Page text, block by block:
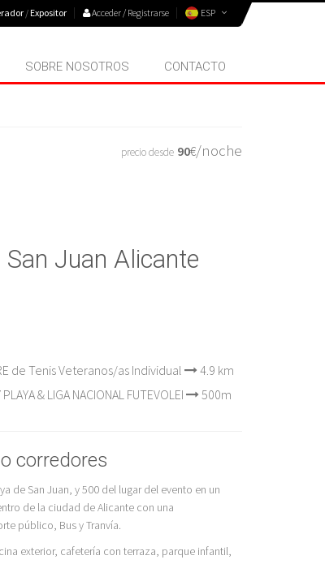
/Expositor Acceder / Registrarse ESP
SOBRE NOSOTROS CONTACTO
precio desde 90€/noche
Juan Alicante
de Tenis Veteranos/as Individual
4.9 km
& LIGA NACIONAL FUTEVOLEI
500m
corredores
de San Juan, y 500 del lugar del evento en un
de la ciudad de Alicante con una
público, Bus y Tranvía.
exterior, cafetería con terraza, parque infantil,